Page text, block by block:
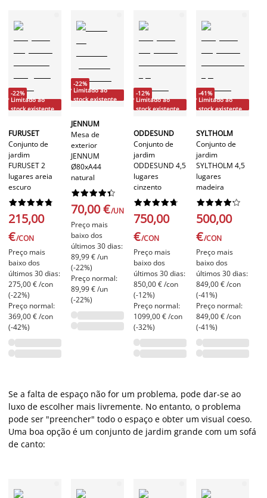
-22%
Limitado ao
stock existente
FURUSET
Conjunto de
jardim
FURUSET 2
lugares areia
escuro






215,00
€/CON
Preço mais
baixo dos
últimos 30 dias:
275,00 € /con
(-22%)
Preço normal:
369,00 € /con
(-42%)
-22%
Limitado ao
stock existente
JENNUM
Mesa de
exterior
JENNUM
Ø80xA44
natural






70,00 €/UN
Preço mais
baixo dos
últimos 30 dias:
89,99 € /un
(-22%)
Preço normal:
89,99 € /un
(-22%)
-12%
Limitado ao
stock existente
ODDESUND
Conjunto de
jardim
ODDESUND 4,5
lugares
cinzento






750,00
€/CON
Preço mais
baixo dos
últimos 30 dias:
850,00 € /con
(-12%)
Preço normal:
1099,00 € /con
(-32%)
-41%
Limitado ao
stock existente
SYLTHOLM
Conjunto de
jardim
SYLTHOLM 4,5
lugares
madeira






500,00
€/CON
Preço mais
baixo dos
últimos 30 dias:
849,00 € /con
(-41%)
Preço normal:
849,00 € /con
(-41%)
Se a falta de espaço não for um problema, pode dar-se ao
luxo de escolher mais livremente. No entanto, o problema
pode ser "preencher" todo o espaço e obter um visual coeso.
Uma boa opção é um conjunto de jardim grande com um sofá
de canto: